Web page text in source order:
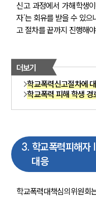
신고 과정에서 가해학생
자’는 회유를 받을 수 있
고 절차를 끝까지 진행해
더보기
학교폭력신고절차에
학교폭력 피해 학생
3. 학교폭력피해자
대응
학교폭력대책심의위원